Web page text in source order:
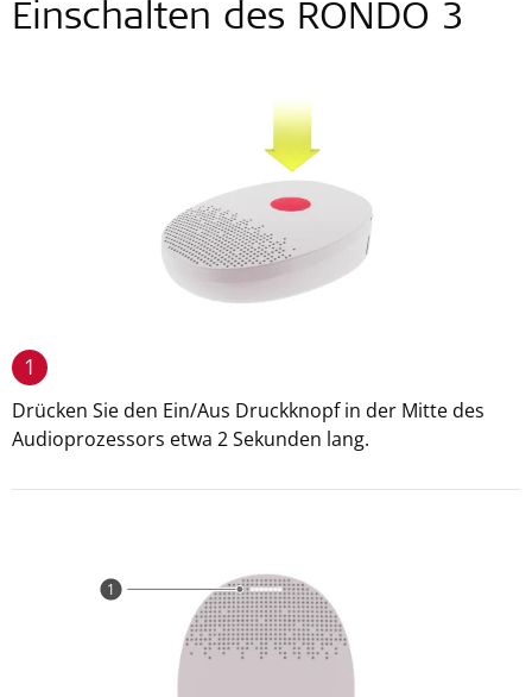
Einschalten des RONDO 3
1
Drücken Sie den Ein/Aus Druckknopf in der Mitte des
Audioprozessors etwa 2 Sekunden lang.